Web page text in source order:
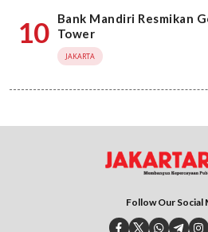
10
Bank Mandiri Resmikan
Tower
JAKARTA
Follow Our Social